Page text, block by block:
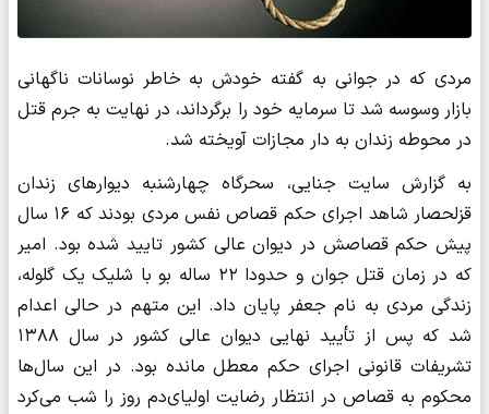
مردی که در جوانی به گفته خودش به خاطر نوسانات ناگهانی
بازار وسوسه شد تا سرمایه خود را برگرداند، در نهایت به جرم قتل
در محوطه زندان به دار مجازات آویخته شد.
به گزارش سایت جنایی، سحرگاه چهارشنبه دیوارهای زندان
قزلحصار شاهد اجرای حکم قصاص نفس مردی بودند که ۱۶ سال
پیش حکم قصاصش در دیوان عالی کشور تایید شده بود. امیر
که در زمان قتل جوان و حدودا ۲۲ ساله‌ بو با شلیک یک گلوله،
زندگی مردی به نام جعفر پایان داد. این متهم در حالی اعدام
شد که پس از تأیید نهایی دیوان عالی کشور در سال ۱۳۸۸
تشریفات قانونی اجرای حکم معطل مانده بود. در این سال‌ها
محکوم به قصاص در انتظار رضایت اولیای‌دم روز را شب می‌کرد